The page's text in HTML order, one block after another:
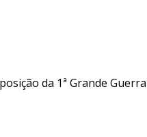
da 1ª Grande